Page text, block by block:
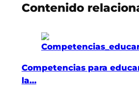
Contenido
Competencias para
la…